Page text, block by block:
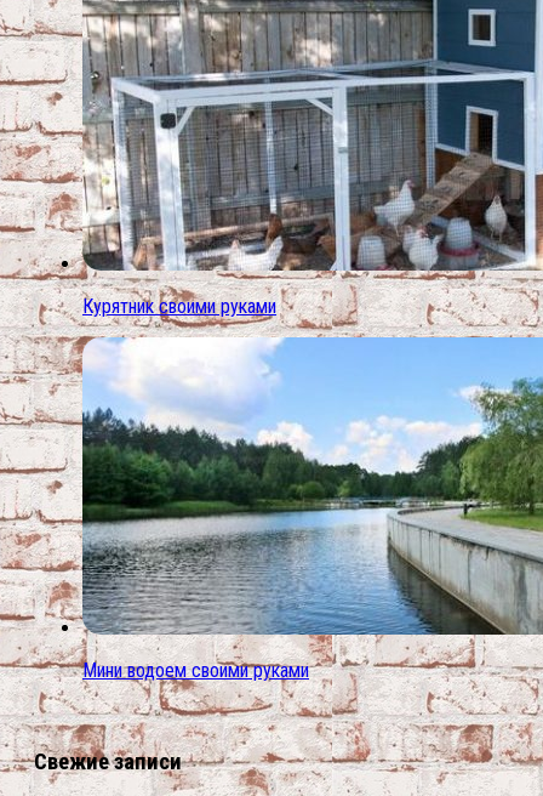
Курятник своими руками
Мини водоем своими руками
Свежие записи